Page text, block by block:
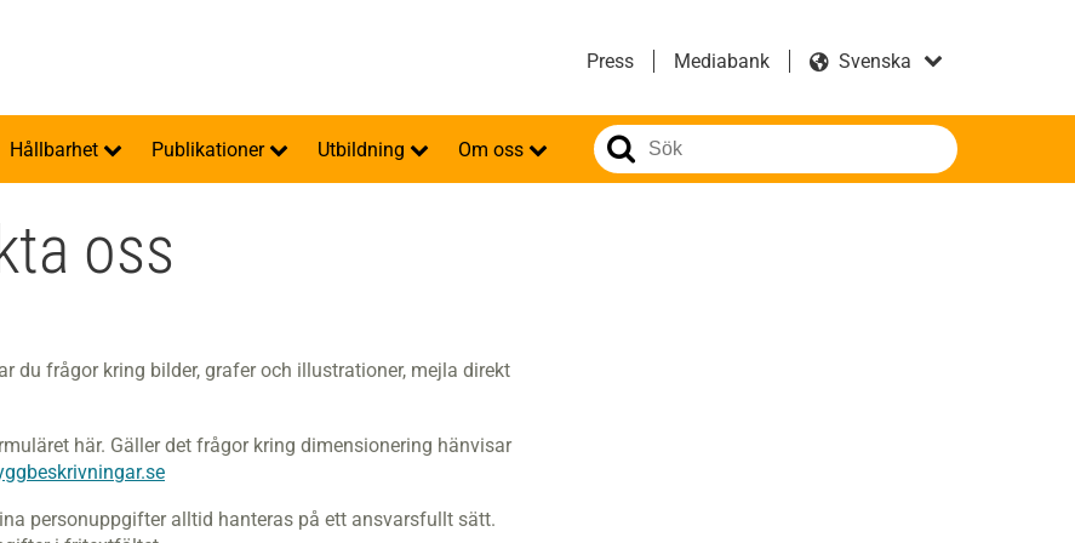
Press Mediabank
Hållbarhet Publikationer Utbildning Om oss
oss
du frågor kring bilder, grafer och illustrationer, mejla direkt
här. Gäller det frågor kring dimensionering hänvisar
personuppgifter alltid hanteras på ett ansvarsfullt sätt.